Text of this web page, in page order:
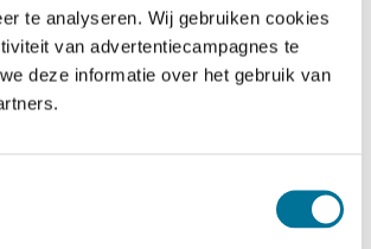
te analyseren. Wij gebruiken cookies
van advertentiecampagnes te
deze informatie over het gebruik van